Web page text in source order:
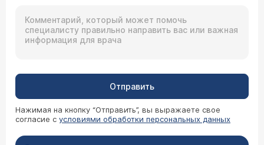
Отправить
Нажимая на кнопку “Отправить”, вы выражаете свое
согласие с условиями обработки персональных данных